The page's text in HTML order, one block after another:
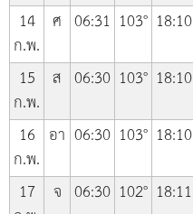
14
ก.พ.
ศ 06:31 103° 18:10
15
ก.พ.
ส 06:30 103° 18:10
16
ก.พ.
อา 06:30 103° 18:10
17
จ 06:30 102° 18:11